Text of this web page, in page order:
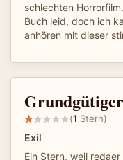
schlechten
Buch leid, doch ich
anhören mit dieser
(1 Stern)
Exil
Ein Stern, weil